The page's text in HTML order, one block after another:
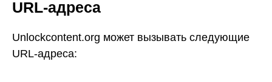
URL-адреса
Unlockcontent.org может вызывать следующие
URL-адреса: